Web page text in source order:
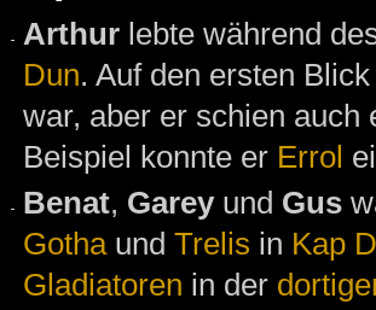
Arthur lebte während
Dun. Auf den ersten
war, aber er schien auch
Beispiel konnte er Errol
Benat, Gareyund Gus
Gothaund Trelis in Kap
Gladiatoren in der